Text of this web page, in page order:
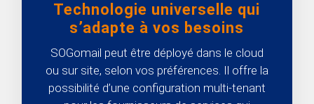
Technologie universelle qui
s’adapte à vos besoins
SOGomail peut être déployé dans le cloud
ou sur site, selon vos préférences. Il offre la
possibilité d’une configuration multi-tenant